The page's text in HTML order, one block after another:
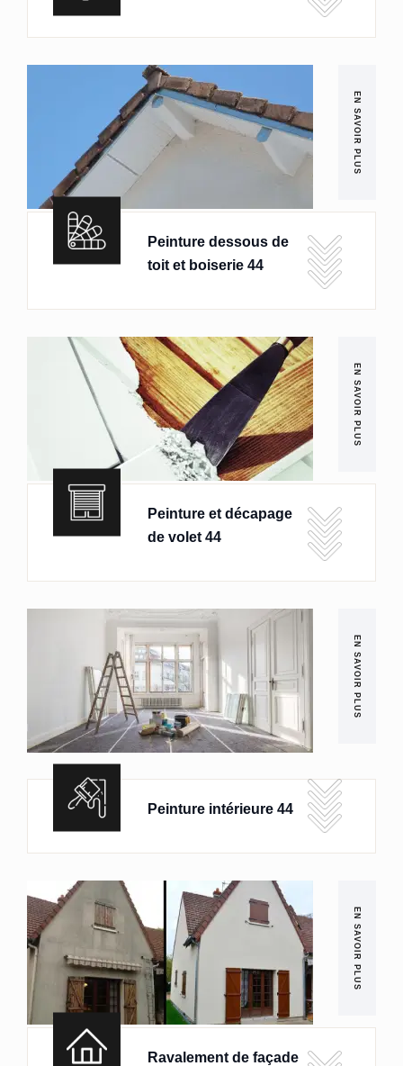
EN SAVOIR PLUS
Peinture dessous de
toit et boiserie 44
EN SAVOIR PLUS
Peinture et décapage
de volet 44
EN SAVOIR PLUS
Peinture intérieure 44
EN SAVOIR PLUS
Ravalement de façade